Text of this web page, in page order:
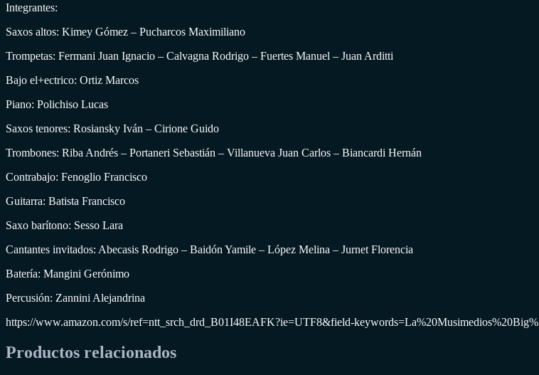
Integrantes:
Saxos altos: Kimey Gómez – Pucharcos Maximiliano
Trompetas: Fermani Juan Ignacio – Calvagna Rodrigo – Fuertes Manuel – Juan Arditti
Bajo el+ectrico: Ortiz Marcos
Piano: Polichiso Lucas
Saxos tenores: Rosiansky Iván – Cirione Guido
Trombones: Riba Andrés – Portaneri Sebastián – Villanueva Juan Carlos – Biancardi Hernán
Contrabajo: Fenoglio Francisco
Guitarra: Batista Francisco
Saxo barítono: Sesso Lara
Cantantes invitados: Abecasis Rodrigo – Baidón Yamile – López Melina – Jurnet Florencia
Batería: Mangini Gerónimo
Percusión: Zannini Alejandrina
https://www.amazon.com/s/ref=ntt_srch_drd_B01I48EAFK?ie=UTF8&field-
Productos relacionados